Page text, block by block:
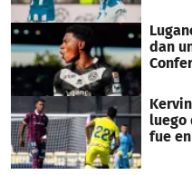
dan
luego
fue